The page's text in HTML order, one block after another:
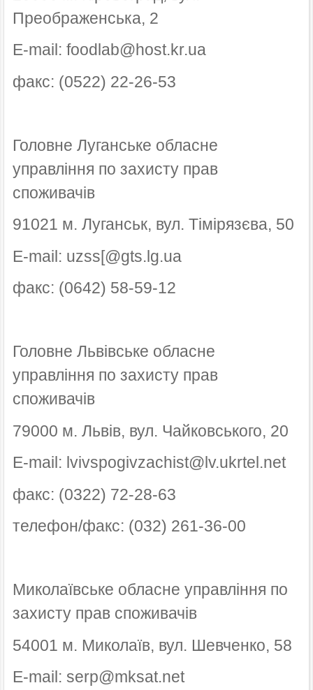
Преображенська, 2
E-mail: foodlab@host.kr.ua
факс: (0522) 22-26-53
Головне Луганське обласне
управління по захисту прав
споживачів
91021 м. Луганськ, вул. Тімірязєва, 50
E-mail: uzss[@gts.lg.ua
факс: (0642) 58-59-12
Головне Львівське обласне
управління по захисту прав
споживачів
79000 м. Львів, вул. Чайковського, 20
E-mail: lvivspogivzachist@lv.ukrtel.net
факс: (0322) 72-28-63
телефон/факс: (032) 261-36-00
Миколаївське обласне управління по
захисту прав споживачів
54001 м. Миколаїв, вул. Шевченко, 58
E-mail: serp@mksat.net